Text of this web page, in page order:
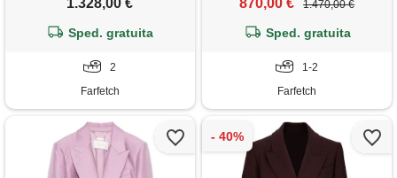
Sped. gratuita
2
Farfetch
1.470,00 €
Sped. gratuita
1-2
Farfetch